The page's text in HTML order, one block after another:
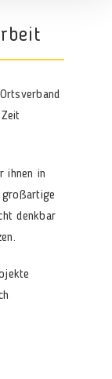
ihnen in
großartige
denkbar